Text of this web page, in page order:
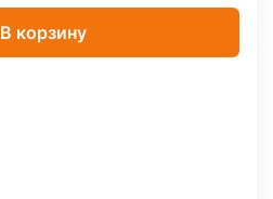
В корзину